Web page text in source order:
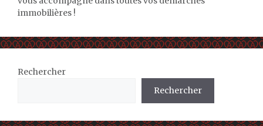
immobilières !
Rechercher
Rechercher